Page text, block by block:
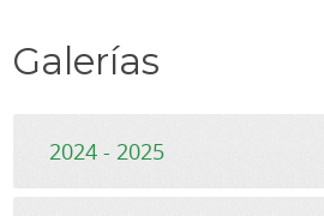
Galerías
2024 - 2025